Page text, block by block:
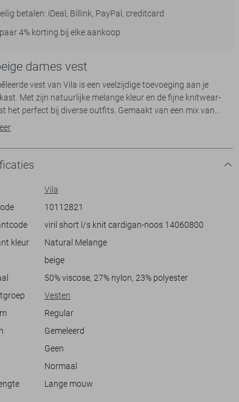
betalen: iDeal, Billink, PayPal, creditcard
4% korting bij elke aankoop
dames vest
vest van Vila is een veelzijdige toevoeging aan je
Met zijn natuurlijke melange kleur en de fijne knitwear-
het perfect bij diverse outfits. Gemaakt van een mix van
nylon en polyester, biedt het vest een comfortabele en zachte
te combineren item dat je casual of juist wat netter kunt
vest heeft lange mouwen en een open voorkant, wat een
en moeiteloze look creëert. Ideaal voor dagelijkse outfits,
over een simpele blouse voor een subtiele, stijlvolle
of combineer het met je favoriete jeans voor een
look. Dit vest is een basisitem dat het hele jaar door
Vila
10112821
viril short l/s knit cardigan-noos 14060800
kleur
Natural Melange
beige
50% viscose, 27% nylon, 23% polyester
Vesten
Regular
Gemeleerd
Geen
Normaal
Lange mouw